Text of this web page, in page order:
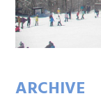
ARCHIVE